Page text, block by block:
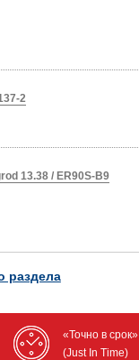
2
13.38 / ER90S-B9
раздела
«Точно в срок»
(Just In Time)